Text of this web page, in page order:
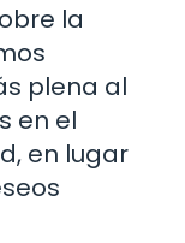
la
plena al
en el
en lugar